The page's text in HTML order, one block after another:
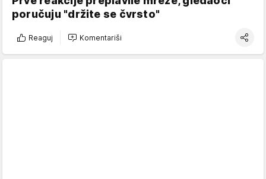
poručuju "držite se čvrsto"
Reaguj Komentariši